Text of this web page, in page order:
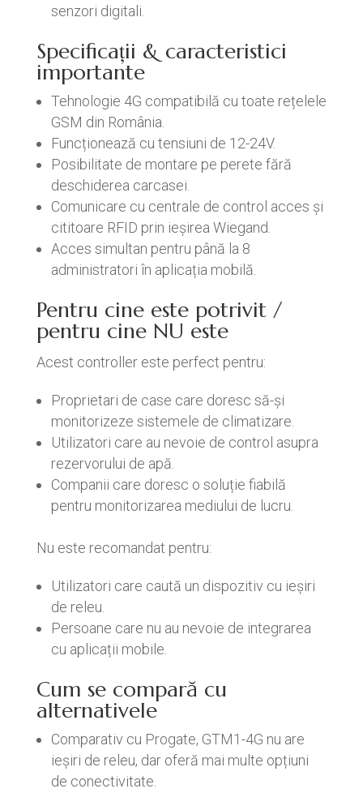
senzori digitali.
Specificații & caracteristici
importante
Tehnologie 4G compatibilă cu toate rețelele
GSM din România.
Funcționează cu tensiuni de 12-24V.
Posibilitate de montare pe perete fără
deschiderea carcasei.
Comunicare cu centrale de control acces și
cititoare RFID prin ieșirea Wiegand.
Acces simultan pentru până la 8
administratori în aplicația mobilă.
Pentru cine este potrivit /
pentru cine NU este
Acest controller este perfect pentru:
Proprietari de case care doresc să-și
monitorizeze sistemele de climatizare.
Utilizatori care au nevoie de control asupra
rezervorului de apă.
Companii care doresc o soluție fiabilă
pentru monitorizarea mediului de lucru.
Nu este recomandat pentru:
Utilizatori care caută un dispozitiv cu ieșiri
de releu.
Persoane care nu au nevoie de integrarea
cu aplicații mobile.
Cum se compară cu
alternativele
Comparativ cu Progate, GTM1-4G nu are
ieșiri de releu, dar oferă mai multe opțiuni
de conectivitate.